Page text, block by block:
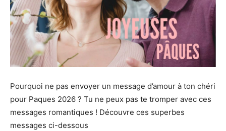
Pourquoi ne pas envoyer un message d’amour à ton chéri
pour Paques 2026 ? Tu ne peux pas te tromper avec ces
messages romantiques ! Découvre ces superbes
messages ci-dessous